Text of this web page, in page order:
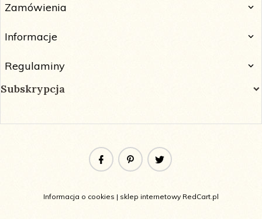
Zamówienia
Informacje
Regulaminy
Subskrypcja
Informacja o cookies | sklep internetowy RedCart.pl